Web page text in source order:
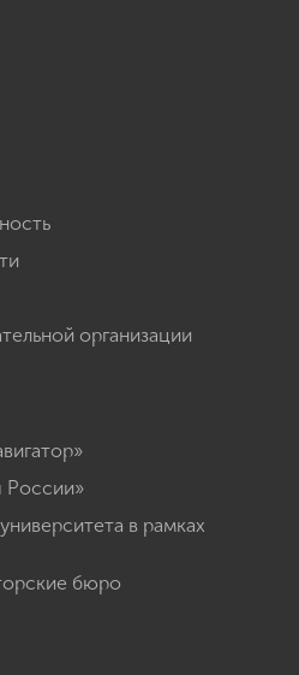
организации
России»
в рамках
бюро